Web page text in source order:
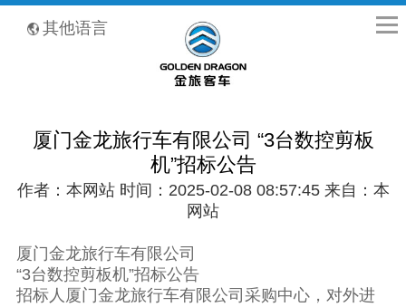
其他语言
厦门金龙旅行车有限公司 “3台数控剪板
机”招标公告
作者：本网站 时间：2025-02-08 08:57:45 来自：本
网站
厦门金龙旅行车有限公司
“3台数控剪板机”招标公告
招标人厦门金龙旅行车有限公司采购中心，对外进